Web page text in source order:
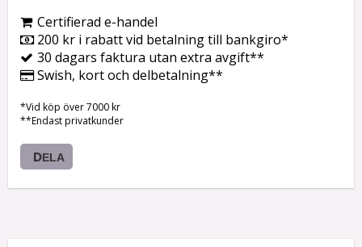
Certifierad e-handel
200 kr i rabatt vid betalning till bankgiro*
30 dagars faktura utan extra avgift**
Swish, kort och delbetalning**
*Vid köp över 7000 kr
**Endast privatkunder
DELA